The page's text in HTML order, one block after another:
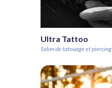
Ultra Tattoo
Salon de tatouage et piercing